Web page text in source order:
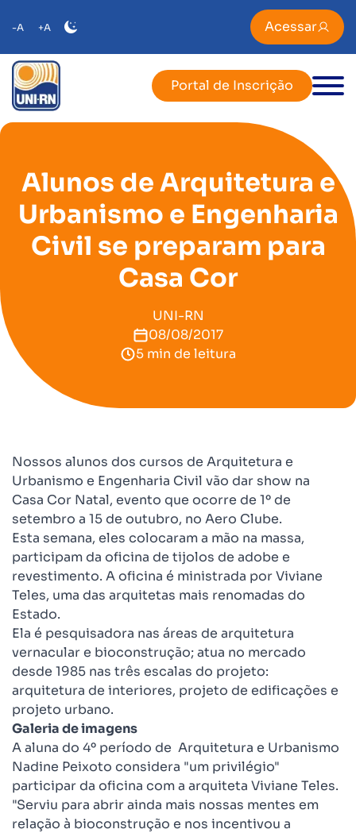
-A +A Acessar
Portal de Inscrição
Alunos de Arquitetura e
Urbanismo e Engenharia
Civil se preparam para
Casa Cor
UNI-RN
08/08/2017
5 min de leitura
Nossos alunos dos cursos de Arquitetura e
Urbanismo e Engenharia Civil vão dar show na
Casa Cor Natal, evento que ocorre de 1º de
setembro a 15 de outubro, no Aero Clube.
Esta semana, eles colocaram a mão na massa,
participam da oficina de tijolos de adobe e
revestimento. A oficina é ministrada por Viviane
Teles, uma das arquitetas mais renomadas do
Estado.
Ela é pesquisadora nas áreas de arquitetura
vernacular e bioconstrução; atua no mercado
desde 1985 nas três escalas do projeto:
arquitetura de interiores, projeto de edificações e
projeto urbano.
Galeria de imagens
A aluna do 4º período de Arquitetura e Urbanismo
Nadine Peixoto considera "um privilégio"
participar da oficina com a arquiteta Viviane Teles.
"Serviu para abrir ainda mais nossas mentes em
relação à bioconstrução e nos incentivou a